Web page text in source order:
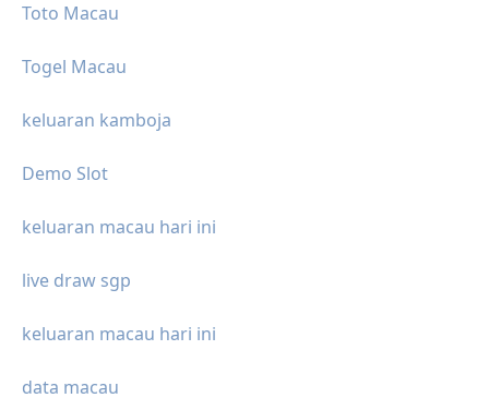
Toto Macau
Togel Macau
keluaran kamboja
Demo Slot
keluaran macau hari ini
live draw sgp
keluaran macau hari ini
data macau